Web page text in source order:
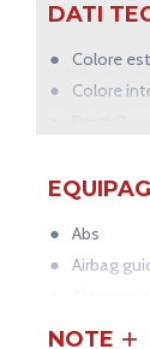
DATI
Colore
Colore
Trazione:
Potenza
Cavalli
Abs
Airbag
NOTE